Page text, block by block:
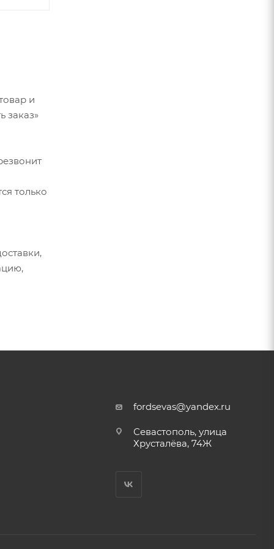
и
заказ»
только
fordsevas@yandex.ru
Севастополь, улица
Хрусталёва, 74Ж